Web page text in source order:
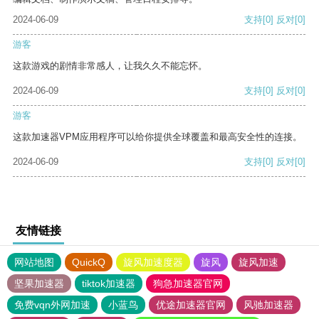
2024-06-09
支持[0] 反对[0]
游客
这款游戏的剧情非常感人，让我久久不能忘怀。
2024-06-09 支持[0] 反对[0]
游客
这款加速器VPM应用程序可以给你提供全球覆盖和最高安全性的连接。
2024-06-09 支持[0] 反对[0]
友情链接
网站地图 QuickQ 旋风加速度器 旋风
旋风加速
坚果加速器
tiktok加速器
狗急加速器官网
免费vqn外网加速
小蓝鸟 优途加速器官网 风驰加速器